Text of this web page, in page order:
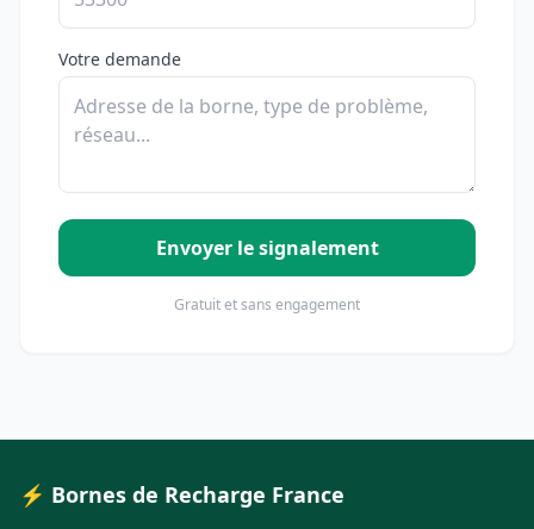
Votre demande
Envoyer le signalement
Gratuit et sans engagement
⚡ Bornes de Recharge France